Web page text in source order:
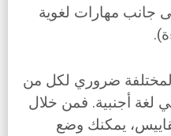
جانب مهارات لغوية
ضروري لكل من
لغة أجنبية. فمن خلال
يمكنك وضع